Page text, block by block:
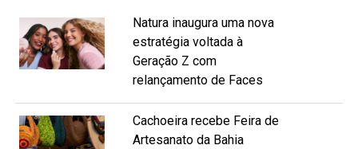
Natura inaugura uma nova
estratégia voltada à
Geração Z com
relançamento de Faces
Cachoeira recebe Feira de
Artesanato da Bahia